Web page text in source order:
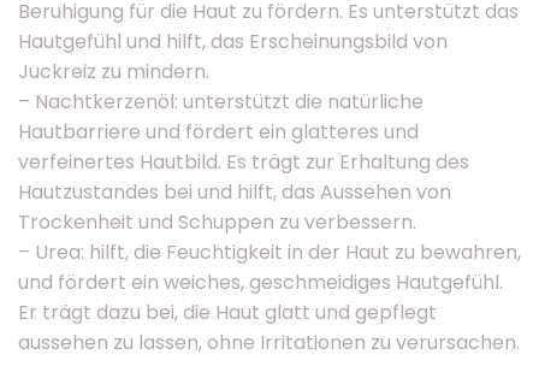
Beruhigung für die Haut zu fördern. Es unterstützt das
Hautgefühl und hilft, das Erscheinungsbild von
Juckreiz zu mindern.
– Nachtkerzenöl: unterstützt die natürliche
Hautbarriere und fördert ein glatteres und
verfeinertes Hautbild. Es trägt zur Erhaltung des
Hautzustandes bei und hilft, das Aussehen von
Trockenheit und Schuppen zu verbessern.
– Urea: hilft, die Feuchtigkeit in der Haut zu bewahren,
und fördert ein weiches, geschmeidiges Hautgefühl.
Er trägt dazu bei, die Haut glatt und gepflegt
aussehen zu lassen, ohne Irritationen zu verursachen.